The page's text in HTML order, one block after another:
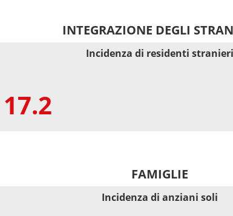
INTEGRAZIONE DEGLI
17.2
Incidenza di residenti stranieri
FAMIGLIE
Incidenza di anziani soli